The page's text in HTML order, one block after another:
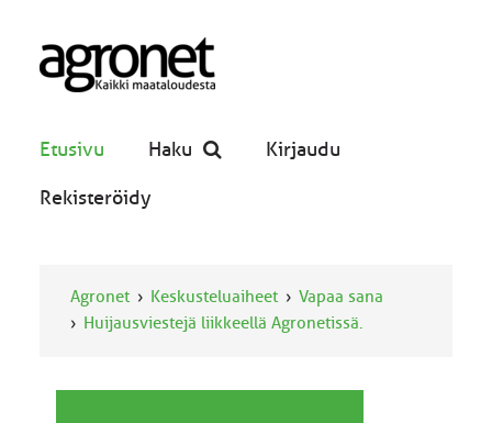
Etusivu Haku Kirjaudu
Rekisteröidy
Agronet Keskusteluaiheet
Vapaa sana
Huijausviestejä liikkeellä Agronetissä.